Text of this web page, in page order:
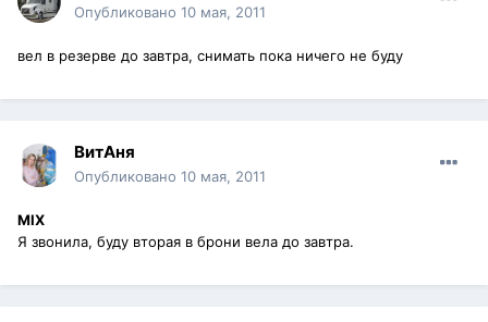
Опубликовано 10 мая, 2011
вел в резерве до завтра, снимать пока ничего не буду
ВитАня
Опубликовано 10 мая, 2011
MIX
Я звонила, буду вторая в брони вела до завтра.